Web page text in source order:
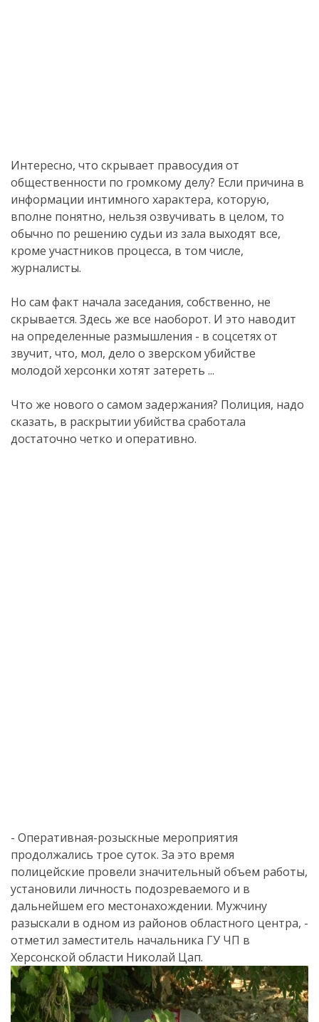
Интересно, что скрывает правосудия от
общественности по громкому делу? Если причина в
информации интимного характера, которую,
вполне понятно, нельзя озвучивать в целом, то
обычно по решению судьи из зала выходят все,
кроме участников процесса, в том числе,
журналисты.
Но сам факт начала заседания, собственно, не
скрывается. Здесь же все наоборот. И это наводит
на определенные размышления - в соцсетях от
звучит, что, мол, дело о зверском убийстве
молодой херсонки хотят затереть ...
Что же нового о самом задержания? Полиция, надо
сказать, в раскрытии убийства сработала
достаточно четко и оперативно.
- Оперативная-розыскные мероприятия
продолжались трое суток. За это время
полицейские провели значительный объем работы,
установили личность подозреваемого и в
дальнейшем его местонахождении. Мужчину
разыскали в одном из районов областного центра, -
отметил заместитель начальника ГУ ЧП в
Херсонской области Николай Цап.